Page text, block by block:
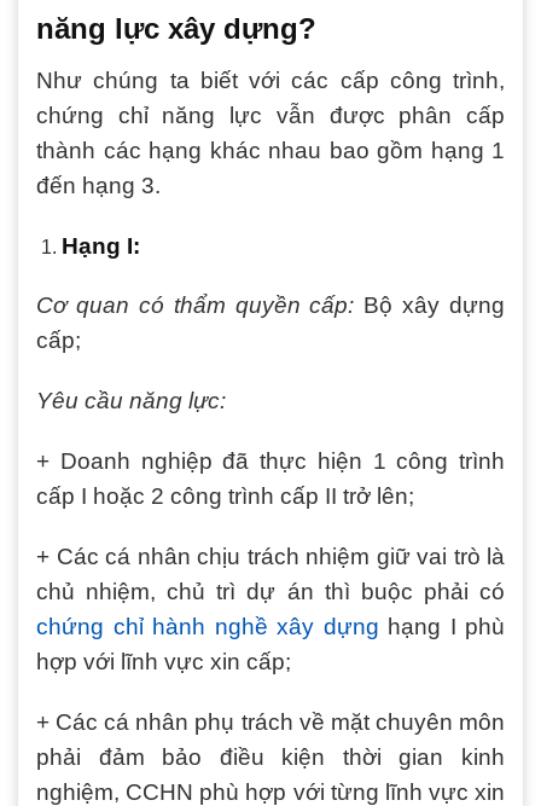
năng lực xây dựng?
Như chúng ta biết với các cấp công trình,
chứng chỉ năng lực vẫn được phân cấp
thành các hạng khác nhau bao gồm hạng 1
đến hạng 3.
Hạng I:
Cơ quan có thẩm quyền cấp: Bộ xây dựng
cấp;
Yêu cầu năng lực:
+ Doanh nghiệp đã thực hiện 1 công trình
cấp I hoặc 2 công trình cấp II trở lên;
+ Các cá nhân chịu trách nhiệm giữ vai trò là
chủ nhiệm, chủ trì dự án thì buộc phải có
chứng chỉ hành nghề xây dựng hạng I phù
hợp với lĩnh vực xin cấp;
+ Các cá nhân phụ trách về mặt chuyên môn
phải đảm bảo điều kiện thời gian kinh
nghiệm, CCHN phù hợp với từng lĩnh vực xin